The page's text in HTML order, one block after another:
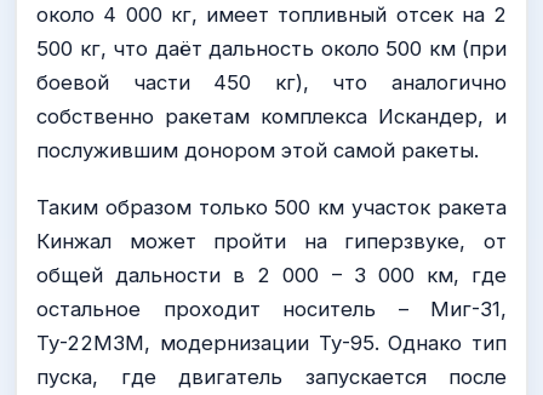
около 4 000 кг, имеет топливный отсек на 2
500 кг, что даёт дальность около 500 км (при
боевой части 450 кг), что аналогично
собственно ракетам комплекса Искандер, и
послужившим донором этой самой ракеты.
Таким образом только 500 км участок ракета
Кинжал может пройти на гиперзвуке, от
общей дальности в 2 000 – 3 000 км, где
остальное проходит носитель – Миг-31,
Ту-22М3М, модернизации Ту-95. Однако тип
пуска, где двигатель запускается после